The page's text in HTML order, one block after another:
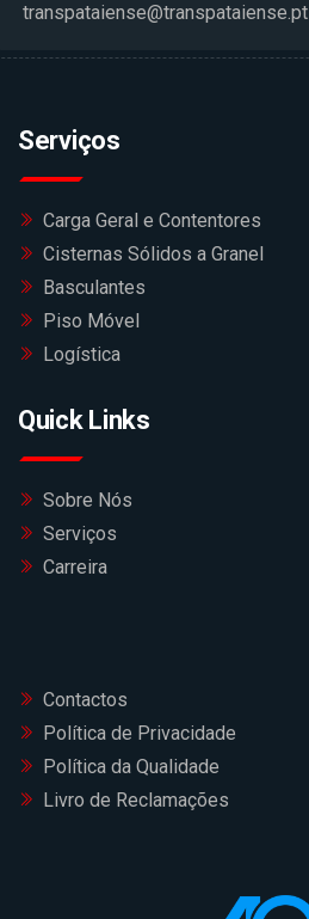
transpataiense@transpataiense.pt
Serviços
Carga Geral e Contentores
Cisternas Sólidos a Granel
Basculantes
Piso Móvel
Logística
Quick Links
Sobre Nós
Serviços
Carreira
Contactos
Política de Privacidade
Política da Qualidade
Livro de Reclamações